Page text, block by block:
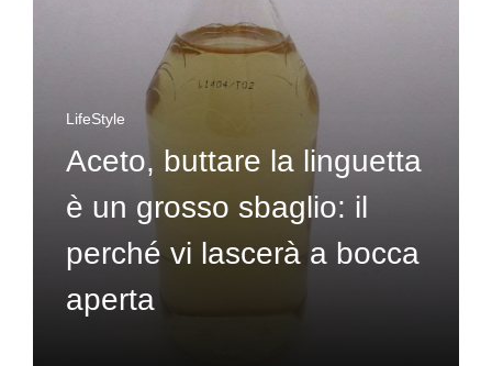
LifeStyle
Aceto, buttare la linguetta
è un grosso sbaglio: il
perché vi lascerà a bocca
aperta